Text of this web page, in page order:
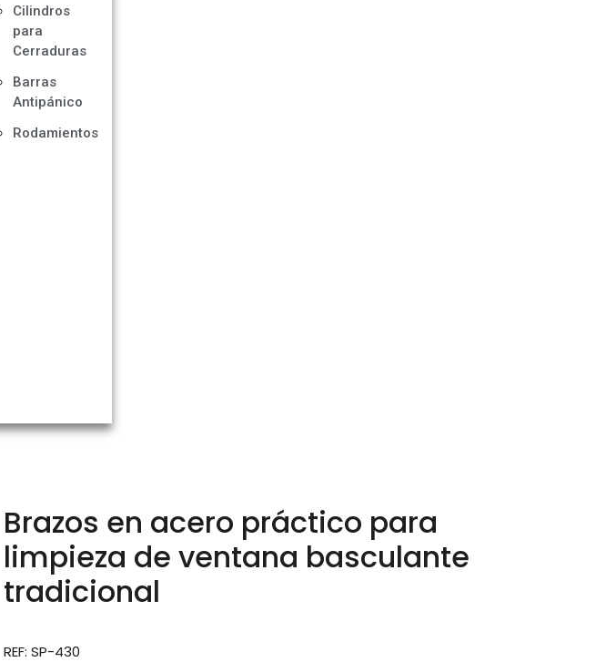
Cilindros
para
Cerraduras
Barras
Antipánico
Rodamientos
Brazos en acero práctico para
limpieza de ventana basculante
tradicional
REF: SP-430